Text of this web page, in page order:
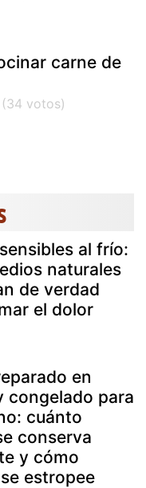
carne de
al frío:
naturales
de verdad
el dolor
en
congelado para
cuánto
conserva
y cómo
estropee